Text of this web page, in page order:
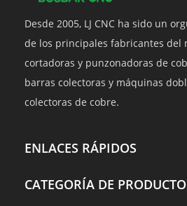
Desde 2005, LJ CNC ha sido un
de los principales fabricantes del
cortadoras y punzonadoras de
barras colectoras y máquinas
colectoras de cobre.
ENLACES RÁPIDOS
CATEGORÍA DE PRODUCTO